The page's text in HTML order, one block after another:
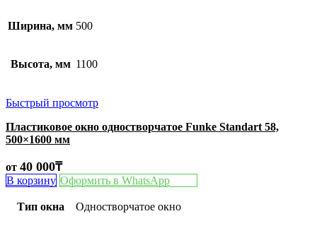
Ширина, мм 500
Высота, мм 1100
Быстрый просмотр
Пластиковое окно одностворчатое Funke Standart 58,
500×1600 мм
от 40 000₸
В корзину Оформить в WhatsApp
Тип окна Одностворчатое окно